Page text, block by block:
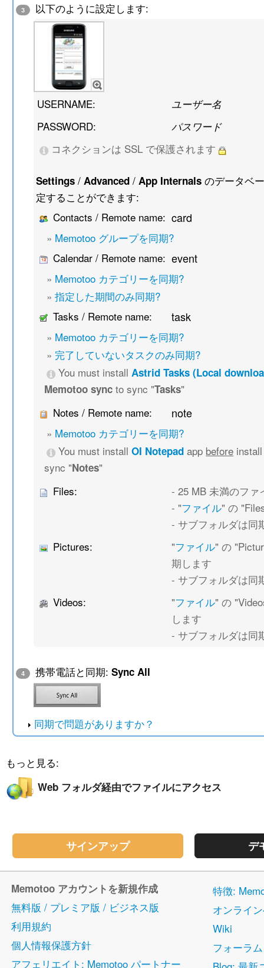
3 以下のように設定します:
USERNAME: ユーザー名
PASSWORD: パスワード
コネクションは SSL で保護されます
Settings /Advanced /App Internals のデータベ
定することができます:
Contacts / Remote name: card
» Memotoo グループを同期?
Calendar / Remote name: event
» Memotoo カテゴリーを同期?
»指定した期間のみ同期?
Tasks / Remote name:
task
» Memotoo カテゴリーを同期?
» 完了していないタスクのみ同期?
You must installAstrid Tasks (Local
Memotoo sync to sync "Tasks"
Notes / Remote name:
note
» Memotoo カテゴリーを同期?
You must installOI Notepad app before
sync "Notes"
Files:
- 25 MB 未満のファ
- "ファイル" の
- サブフォルダは同
Pictures:
"ファイル" の
期します
- サブフォルダは同
Videos:
"ファイル" の
します
- サブフォルダは同
4 携帯電話と同期:Sync All
同期で問題がありますか？
もっと見る:
Web フォルダ経由でファイルにアクセス
サインアップ デ
Memotoo アカウントを新規作成
無料版 / プレミア版 / ビジネス版
利用規約
個人情報保護方針
アフェリエイト: Memotoo パートナー
特徴:
オンライ
Wiki
フォーラム